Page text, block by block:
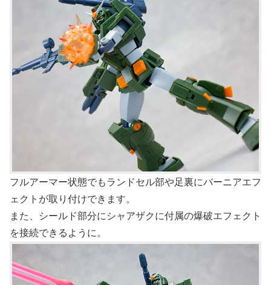
フルアーマー状態でもランドセル部や足裏にバーニアエフ
ェクトが取り付けできます。
また、シールド部分にシャアザクに付属の爆破エフェクト
を接続できるように。